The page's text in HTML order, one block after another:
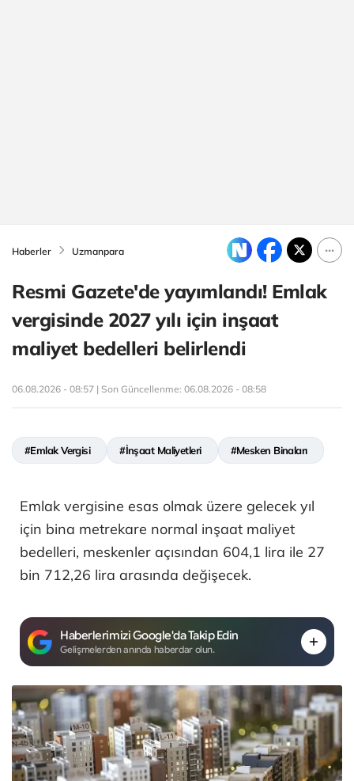
Haberler Uzmanpara
Resmi Gazete'de yayımlandı! Emlak
vergisinde 2027 yılı için inşaat
maliyet bedelleri belirlendi
06.08.2026 - 08:57 | Son Güncellenme: 06.08.2026 - 08:58
#Emlak Vergisi #İnşaat Maliyetleri #Mesken Binaları
Emlak vergisine esas olmak üzere gelecek yıl
için bina metrekare normal inşaat maliyet
bedelleri, meskenler açısından 604,1 lira ile 27
bin 712,26 lira arasında değişecek.
Haberlerimizi Google'da Takip Edin
Gelişmelerden anında haberdar olun.